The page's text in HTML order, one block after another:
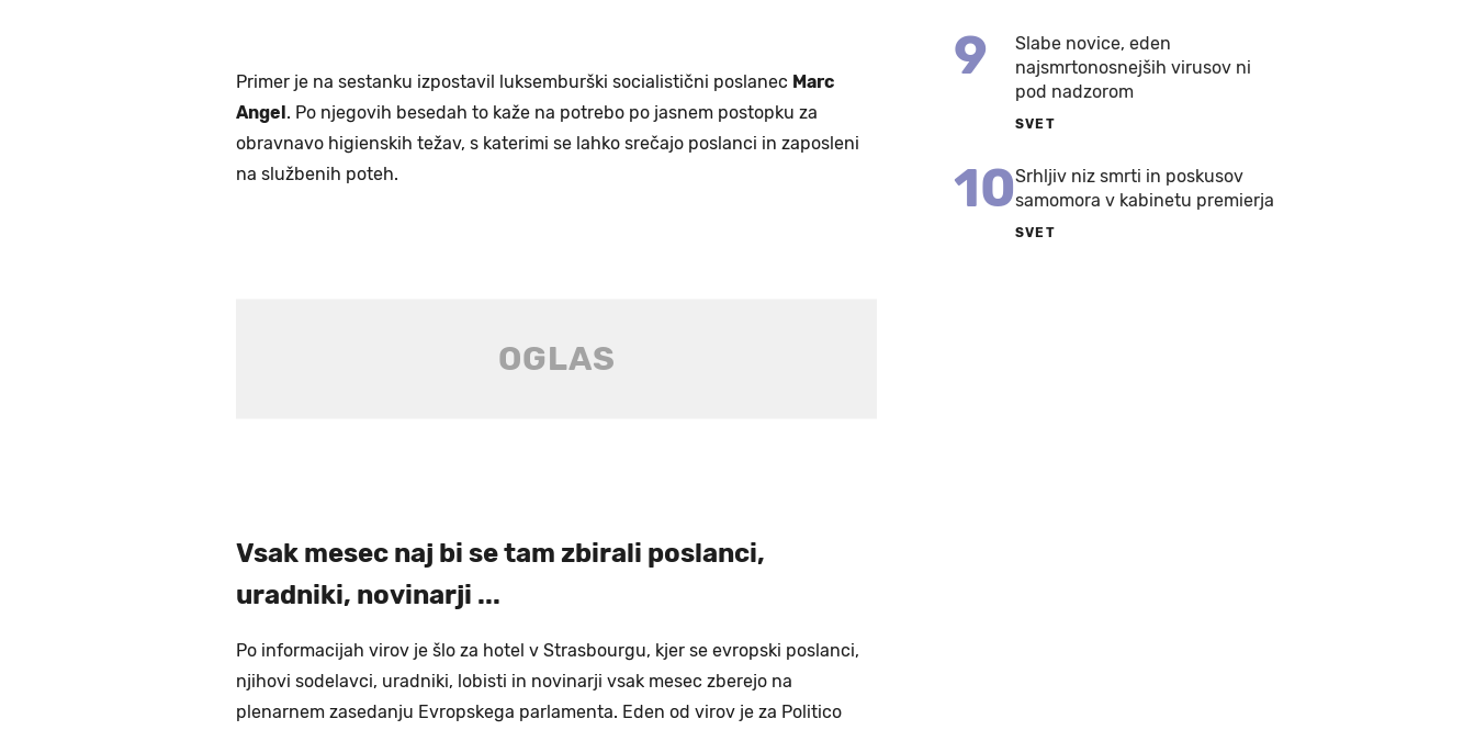
Primer je na sestanku izpostavil luksemburški socialistični poslanec Marc
Angel. Po njegovih besedah to kaže na potrebo po jasnem postopku za
obravnavo higienskih težav, s katerimi se lahko srečajo poslanci in zaposleni
na službenih poteh.
Vsak mesec naj bi se tam zbirali poslanci,
uradniki, novinarji ...
Po informacijah virov je šlo za hotel v Strasbourgu, kjer se evropski poslanci,
njihovi sodelavci, uradniki, lobisti in novinarji vsak mesec zberejo na
plenarnem zasedanju Evropskega parlamenta. Eden od virov je za Politico
9
Slabe novice, eden
najsmrtonosnejših virusov ni
pod nadzorom
SVET
10Srhljiv niz smrti in poskusov
samomora v kabinetu premierja
SVET